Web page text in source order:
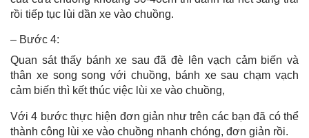
rồi tiếp tục lùi dần xe vào chuồng.
– Bước 4:
Quan sát thấy bánh xe sau đã đè lên vạch cảm biến và
thân xe song song với chuồng, bánh xe sau chạm vạch
cảm biến thì kết thúc việc lùi xe vào chuồng,
Với 4 bước thực hiện đơn giản như trên các bạn đã có thể
thành công lùi xe vào chuồng nhanh chóng, đơn giản rồi.